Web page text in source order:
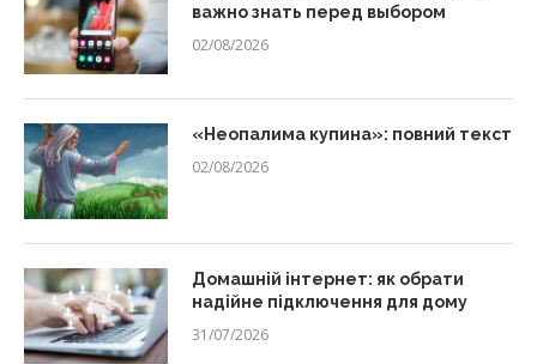
важно знать перед выбором
02/08/2026
«Неопалима купина»: повний текст
02/08/2026
Домашній інтернет: як обрати
надійне підключення для дому
31/07/2026